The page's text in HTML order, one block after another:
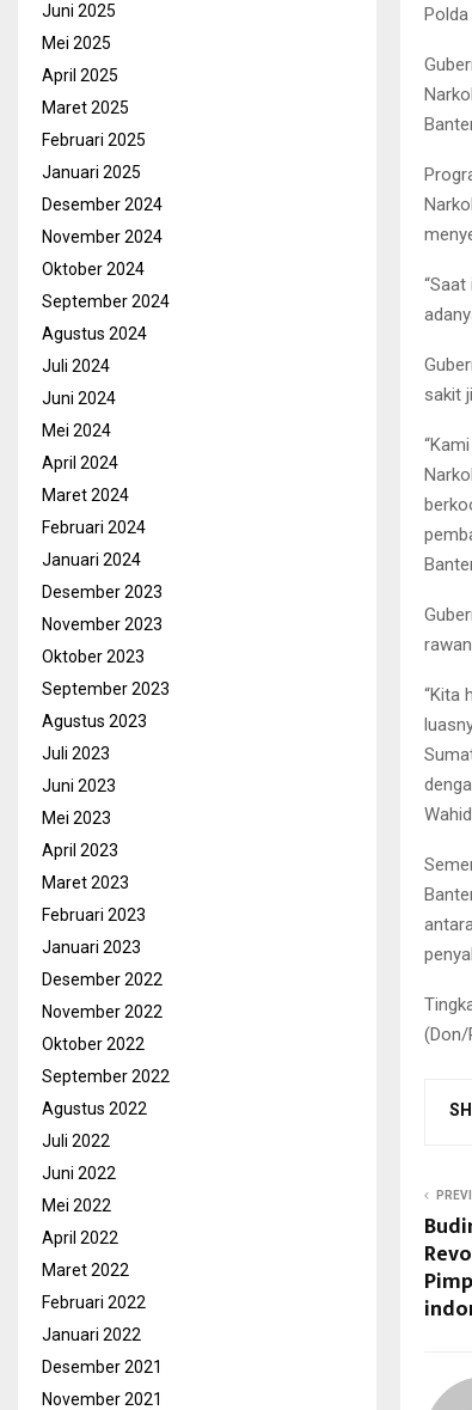
sakit
“Kita
(Don/
Juni 2025
Mei 2025
April 2025
Maret 2025
Februari 2025
Januari 2025
Desember 2024
November 2024
Oktober 2024
September 2024
Agustus 2024
Juli 2024
Juni 2024
Mei 2024
April 2024
Maret 2024
Februari 2024
Januari 2024
Desember 2023
November 2023
Oktober 2023
September 2023
Agustus 2023
Juli 2023
Juni 2023
Mei 2023
April 2023
Maret 2023
Februari 2023
Januari 2023
Desember 2022
November 2022
Oktober 2022
September 2022
Agustus 2022
Juli 2022
Juni 2022
Mei 2022
April 2022
Maret 2022
Februari 2022
Januari 2022
Desember 2021
November 2021